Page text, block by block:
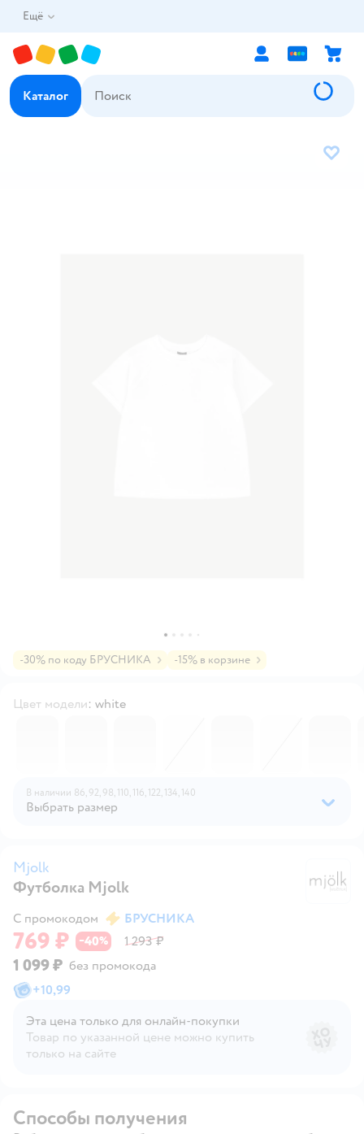
Ещё
Каталог
В
-30% по коду БРУСНИКА -15% в корзине
Цвет модели: white
В наличии 86, 92, 98, 110, 116, 122, 134, 140
Выбрать размер
Mjolk
Футболка Mjolk
С промокодом
БРУСНИКА
769 ₽ −40% 1 293 ₽
1 099 ₽ без промокода
+10,99
Эта цена только для онлайн‑покупки
Товар по указанной цене можно купить
только на сайте
Способы получения